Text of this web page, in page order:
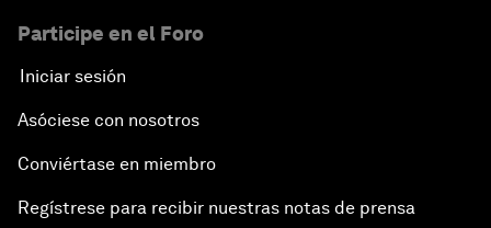
Participe en el Foro
Iniciar sesión
Asóciese con nosotros
Conviértase en miembro
Regístrese para recibir nuestras notas de prensa